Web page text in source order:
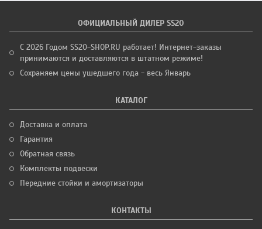
ОФИЦИАЛЬНЫЙ ДИЛЕР SS20
С 2026 Годом SS20-SHOP.RU работает! Интернет-заказы
принимаются и доставляются в штатном режиме!
Сохраняем цены ушедшего года - весь Январь
КАТАЛОГ
Доставка и оплата
Гарантия
Обратная связь
Комплекты подвески
Передние стойки и амортизаторы
КОНТАКТЫ